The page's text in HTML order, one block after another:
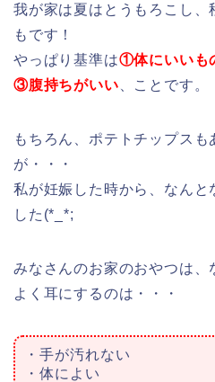
我が家は夏はとうもろこし、
もです！
やっぱり基準は①体にいいも
③腹持ちがいい 、ことです。
もちろん、ポテトチップス
が・・・
私が妊娠した時から、なんと
した(*_*;
みなさんのお家のおやつは、
よく耳にするのは・・・
・手が汚れない
・体によい